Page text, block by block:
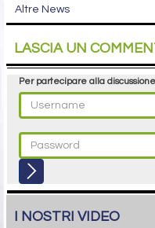
Altre News
LASCIA UN
Per partecipare alla
I NOSTRI VIDEO